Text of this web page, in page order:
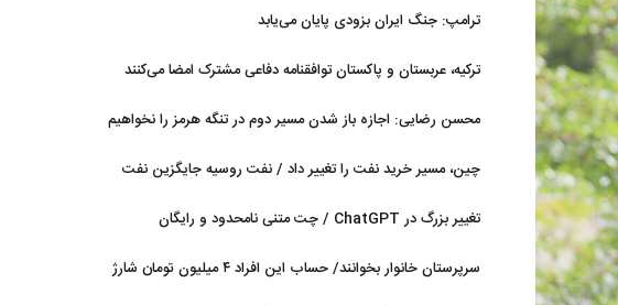
ترامپ: جنگ ایران بزودی پایان می‌یابد
ترکیه، عربستان و پاکستان توافقنامه دفاعی مشترک امضا می‌کنند
محسن رضایی: اجازه باز شدن مسیر دوم در تنگه هرمز را نخواهیم
چین، مسیر خرید نفت را تغییر داد / نفت روسیه جایگزین نفت
تغییر بزرگ در ChatGPT / چت متنی نامحدود و رایگان
سرپرستان خانوار بخوانند/ حساب این افراد ۴ میلیون تومان شارژ